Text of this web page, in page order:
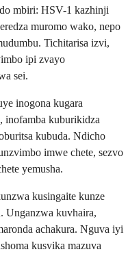
mbiri: HSV-1 kazhinji
muromo wako, nepo
Tichitarisa izvi,
ipi zvayo
sei.
inogona kugara
inofamba kuburikidza
kubuda. Ndicho
imwe chete, sezvo
yemusha.
kusingaite kunze
Unganzwa kuvhaira,
achakura. Nguva iyi
kusvika mazuva